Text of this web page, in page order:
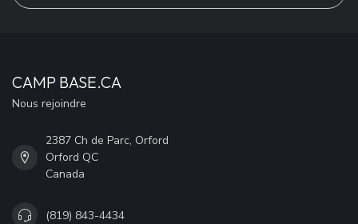
CAMP BASE.CA
Nous rejoindre
2387 Ch de Parc, Orford
Orford QC
Canada
(819) 843-4434